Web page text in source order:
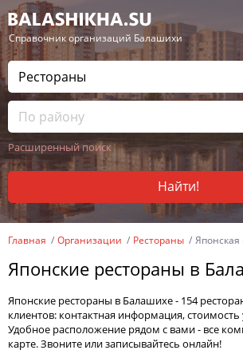
— Справочник организаций Балашихи
Расширенный поиск
Найти!
Главная Организации Рестораны Японская
Японские рестораны в
Японские рестораны в Балашихе - 154
клиентов: контактная информация,
Удобное расположение рядом с вами - все
карте. Звоните или записывайтесь онлайн!